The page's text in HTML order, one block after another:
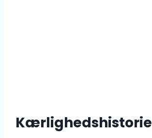
Kærlighedshistorie